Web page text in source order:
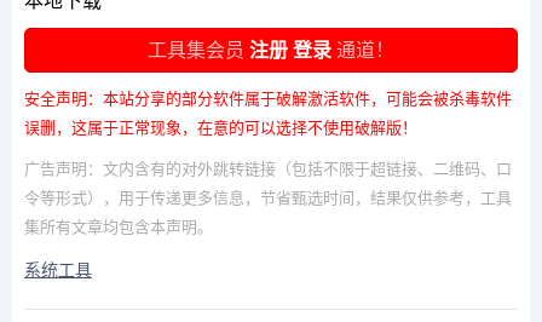
工具集会员 注册 登录 通道！
安全声明：本站分享的部分软件属于破解激活软件，可能会被杀毒软件
误删，这属于正常现象，在意的可以选择不使用破解版！
广告声明：文内含有的对外跳转链接（包括不限于超链接、二维码、口
令等形式），用于传递更多信息，节省甄选时间，结果仅供参考，工具
集所有文章均包含本声明。
系统工具